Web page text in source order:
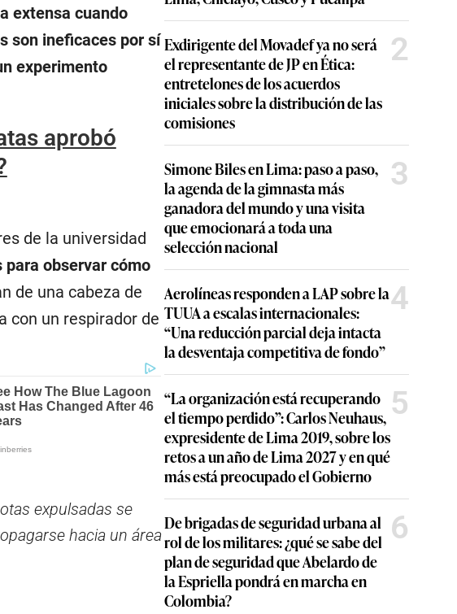
extensa cuando
son ineficaces por sí
experimento
aprobó
de la universidad
observar cómo
de una cabeza de
con un respirador de
expulsadas se
hacia un área
Exdirigente del Movadef ya no será
el representante de JP en Ética:
entretelones de los acuerdos
iniciales sobre la distribución de las
comisiones
2
Simone Biles en Lima: paso a paso,
la agenda de la gimnasta más
ganadora del mundo y una visita
que emocionará a toda una
selección nacional
3
Aerolíneas responden a LAP sobre la
TUUA a escalas internacionales:
“Una reducción parcial deja intacta
la desventaja competitiva de fondo”
4
“La organización está recuperando
el tiempo perdido”: Carlos Neuhaus,
expresidente de Lima 2019, sobre los
retos a un año de Lima 2027 y en qué
más está preocupado el Gobierno
5
De brigadas de seguridad urbana al
rol de los militares: ¿qué se sabe del
plan de seguridad que Abelardo de
la Espriella pondrá en marcha en
Colombia?
6